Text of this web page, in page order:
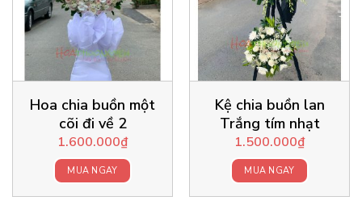
Hoa chia buồn một
cõi đi về 2
1.600.000₫
MUA NGAY
Kệ chia buồn lan
Trắng tím nhạt
1.500.000₫
MUA NGAY